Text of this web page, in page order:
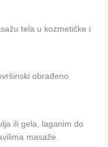
tela u kozmetičke i
obrađeno
ili gela, laganim do
masaže.